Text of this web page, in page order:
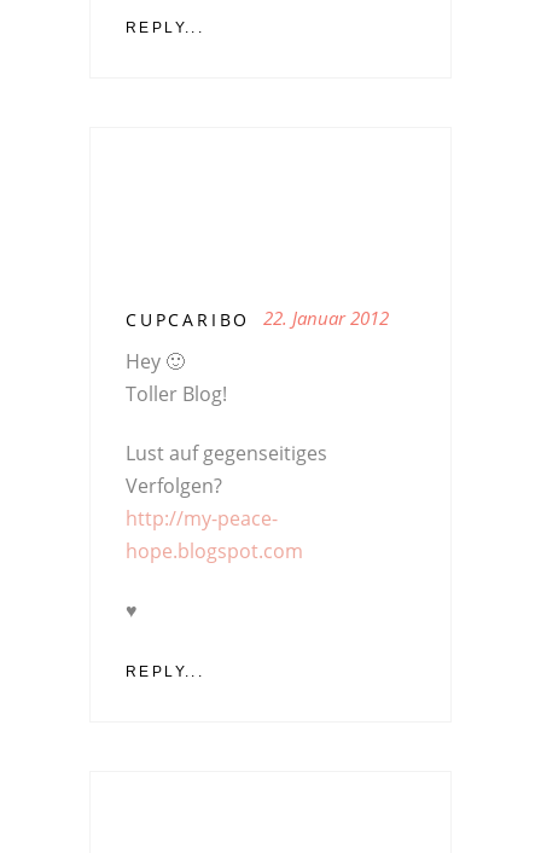
REPLY...
CUPCARIBO 22. Januar 2012
Hey 🙂
Toller Blog!
Lust auf gegenseitiges
Verfolgen?
http://my-peace-
hope.blogspot.com
♥
REPLY...